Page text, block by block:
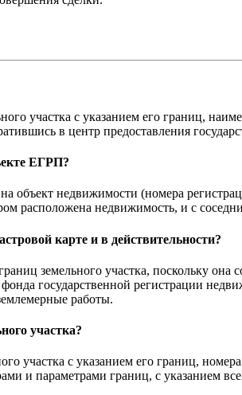
участка с указанием его границ,
в центр предоставления
ЕГРП?
недвижимости (номера
расположена недвижимость, и с
карте и в действительности?
земельного участка, поскольку она
государственной регистрации
работы.
участка?
участка с указанием его границ,
и параметрами границ, с указанием